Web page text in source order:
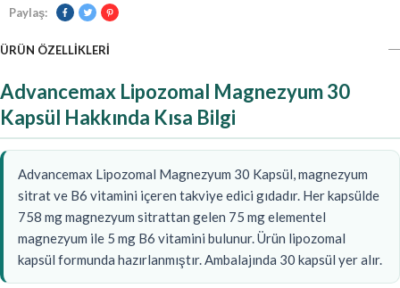
Paylaş:
ÜRÜN ÖZELLIKLERI
Advancemax Lipozomal Magnezyum 30
Kapsül Hakkında Kısa Bilgi
Advancemax Lipozomal Magnezyum 30 Kapsül, magnezyum
sitrat ve B6 vitamini içeren takviye edici gıdadır. Her kapsülde
758 mg magnezyum sitrattan gelen 75 mg elementel
magnezyum ile 5 mg B6 vitamini bulunur. Ürün lipozomal
kapsül formunda hazırlanmıştır. Ambalajında 30 kapsül yer alır.